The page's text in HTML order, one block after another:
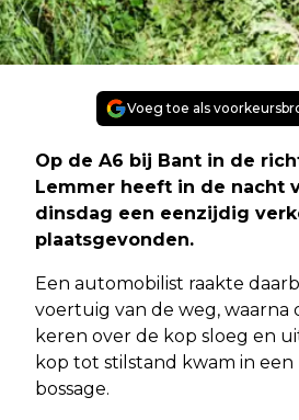
Voeg toe als
Op de A6 bij Bant in de
Lemmer heeft in de nacht
dinsdag een eenzijdig
plaatsgevonden.
Een automobilist raakte
voertuig van de weg, waarna
keren over de kop sloeg en
kop tot stilstand kwam in
bossage.